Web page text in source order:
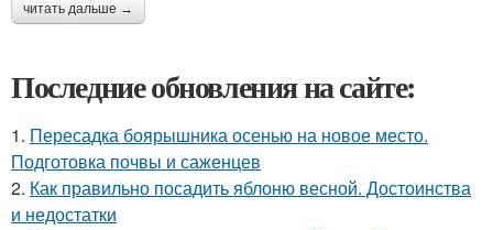
читать дальше →
Последние обновления на сайте:
1. Пересадка боярышника осенью на новое место.
Подготовка почвы и саженцев
2. Как правильно посадить яблоню весной. Достоинства
и недостатки